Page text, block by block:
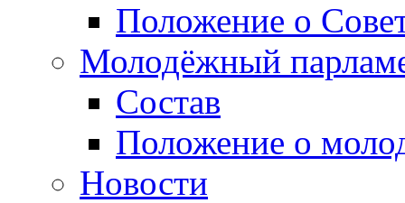
Положение о
Молодёжный
Состав
Положение о
Новости